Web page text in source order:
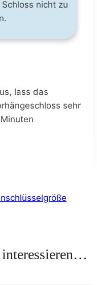
nicht zu
lass das
sehr